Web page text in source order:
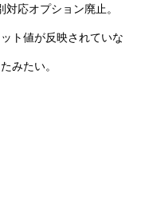
応オプション廃止。
ト値が反映されていな
みたい。